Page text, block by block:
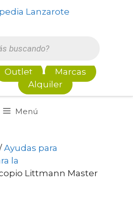
Outlet
Marcas
Alquiler
Menú
Ayudas para
la
Littmann Master